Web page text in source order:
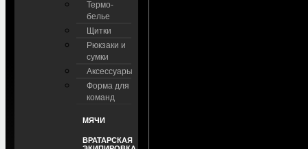
Термо-
белье
Щитки
Рюкзаки и
сумки
Аксессуары
Форма для
команд
МЯЧИ
ВРАТАРСКАЯ